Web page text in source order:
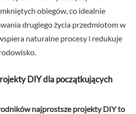
obiegów, co idealnie
drugiego życia przedmiotom w
naturalne procesy i redukuje
DIY dla początkujących
najprostsze projekty DIY to